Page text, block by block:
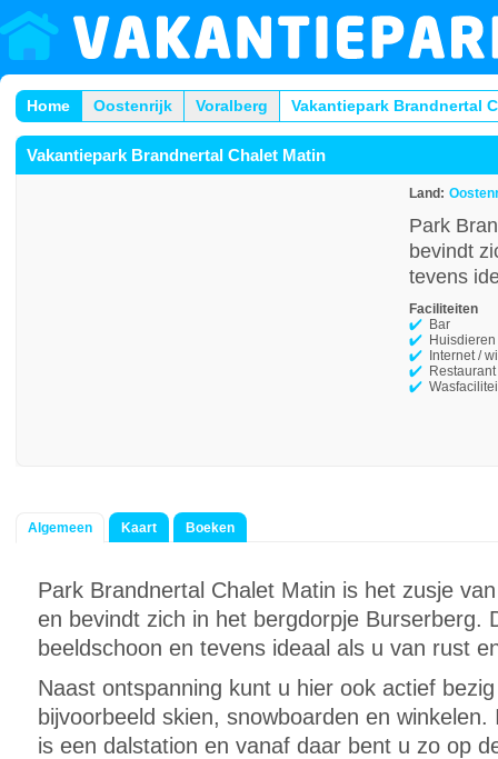
Home Oostenrijk Voralberg Vakantiepark Brandnertal
Vakantiepark Brandnertal Chalet Matin
Land:
Park
bevindt
tevens
Faciliteiten
Bar
Internet /
Restaurant
Algemeen Kaart Boeken
Park Brandnertal Chalet Matin is het zusje
en bevindt zich in het bergdorpje Burserberg.
beeldschoon en tevens ideaal als u van rust
Naast ontspanning kunt u hier ook actief
bijvoorbeeld skien, snowboarden en
is een dalstation en vanaf daar bent u zo op